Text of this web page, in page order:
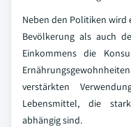
Neben den Politiken wird
Bevölkerung als auch
Einkommens die
verstärkten
Lebensmittel, die
abhängig sind.